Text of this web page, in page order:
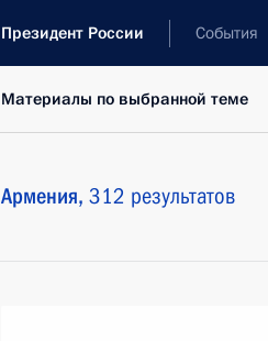
Президент России События
Материалы по выбранной теме
Армения, 312 результатов